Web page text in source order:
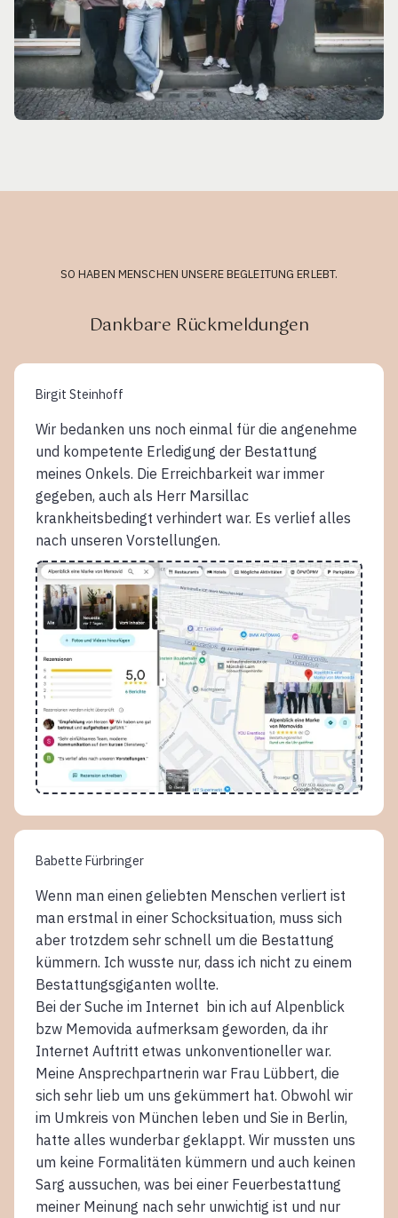
SO HABEN MENSCHEN UNSERE BEGLEITUNG ERLEBT.
Dankbare Rückmeldungen
Birgit Steinhoff
Wir bedanken uns noch einmal für die angenehme
und kompetente Erledigung der Bestattung
meines Onkels. Die Erreichbarkeit war immer
gegeben, auch als Herr Marsillac
krankheitsbedingt verhindert war. Es verlief alles
nach unseren Vorstellungen.
Babette Fürbringer
Wenn man einen geliebten Menschen verliert ist
man erstmal in einer Schocksituation, muss sich
aber trotzdem sehr schnell um die Bestattung
kümmern. Ich wusste nur, dass ich nicht zu einem
Bestattungsgiganten wollte.
Bei der Suche im Internet bin ich auf Alpenblick
bzw Memovida aufmerksam geworden, da ihr
Internet Auftritt etwas unkonventioneller war.
Meine Ansprechpartnerin war Frau Lübbert, die
sich sehr lieb um uns gekümmert hat. Obwohl wir
im Umkreis von München leben und Sie in Berlin,
hatte alles wunderbar geklappt. Wir mussten uns
um keine Formalitäten kümmern und auch keinen
Sarg aussuchen, was bei einer Feuerbestattung
meiner Meinung nach sehr unwichtig ist und nur